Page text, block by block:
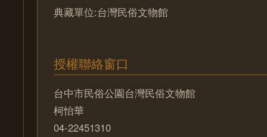
典藏單位:台灣民俗文物館
授權聯絡窗口
台中市民俗公園台灣民俗文物館
柯怡華
04-22451310